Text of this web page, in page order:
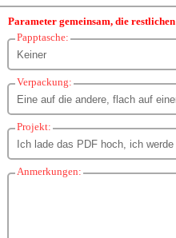
Parameter gemeinsam, die restlichen
Papptasche:
Verpackung:
Projekt:
Anmerkungen: